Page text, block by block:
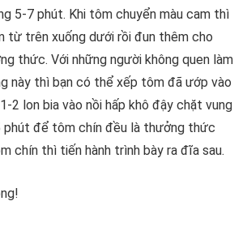
5-7 phút. Khi tôm chuyển màu cam thì
từ trên xuống dưới rồi đun thêm cho
thức. Với những người không quen làm
này thì bạn có thể xếp tôm đã ướp vào
2 lon bia vào nồi hấp khô đậy chặt vung
phút để tôm chín đều là thưởng thức
chín thì tiến hành trình bày ra đĩa sau.